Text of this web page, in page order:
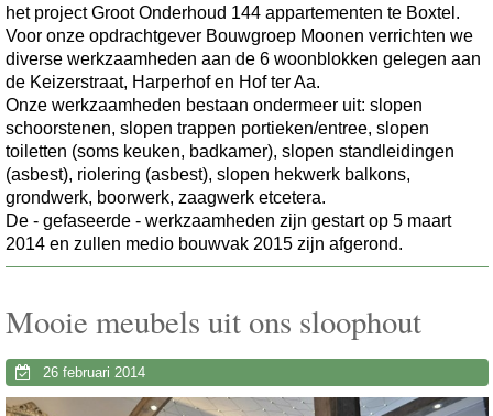
het project Groot Onderhoud 144 appartementen te Boxtel.
Voor onze opdrachtgever Bouwgroep Moonen verrichten we
diverse werkzaamheden aan de 6 woonblokken gelegen aan
de Keizerstraat, Harperhof en Hof ter Aa.
Onze werkzaamheden bestaan ondermeer uit: slopen
schoorstenen, slopen trappen portieken/entree, slopen
toiletten (soms keuken, badkamer), slopen standleidingen
(asbest), riolering (asbest), slopen hekwerk balkons,
grondwerk, boorwerk, zaagwerk etcetera.
De - gefaseerde - werkzaamheden zijn gestart op 5 maart
2014 en zullen medio bouwvak 2015 zijn afgerond.
Mooie meubels uit ons sloophout
26 februari 2014